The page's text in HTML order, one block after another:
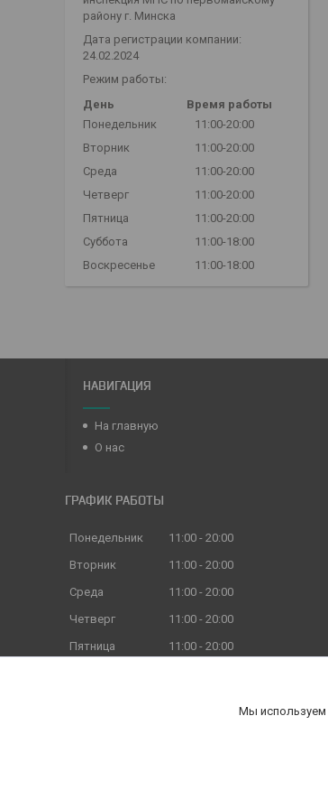
району г. Минска
Дата регистрации компании:
24.02.2024
Режим работы:
День
Время работы
Понедельник
11:00-20:00
Вторник
11:00-20:00
Среда
11:00-20:00
Четверг
11:00-20:00
Пятница
11:00-20:00
Суббота
11:00-18:00
Воскресенье
11:00-18:00
НАВИГАЦИЯ
На главную
О нас
ГРАФИК РАБОТЫ
Понедельник 11:00
20:00
Вторник
11:00
20:00
Среда
11:00
20:00
Четверг
11:00
20:00
Пятница
11:00
20:00
Мы используем